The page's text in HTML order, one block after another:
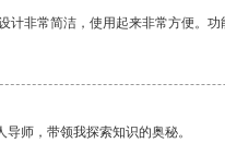
计非常简洁，使用起来非常方便。功
师，带领我探索知识的奥秘。